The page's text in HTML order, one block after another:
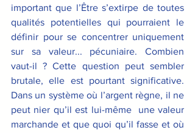
important que l’Être s’extirpe de toutes
qualités potentielles qui pourraient le
définir pour se concentrer uniquement
sur sa valeur... pécuniaire. Combien
vaut-il ? Cette question peut sembler
brutale, elle est pourtant significative.
Dans un système où l’argent règne, il ne
peut nier qu’il est lui-même  une valeur
marchande et que quoi qu’il fasse et où